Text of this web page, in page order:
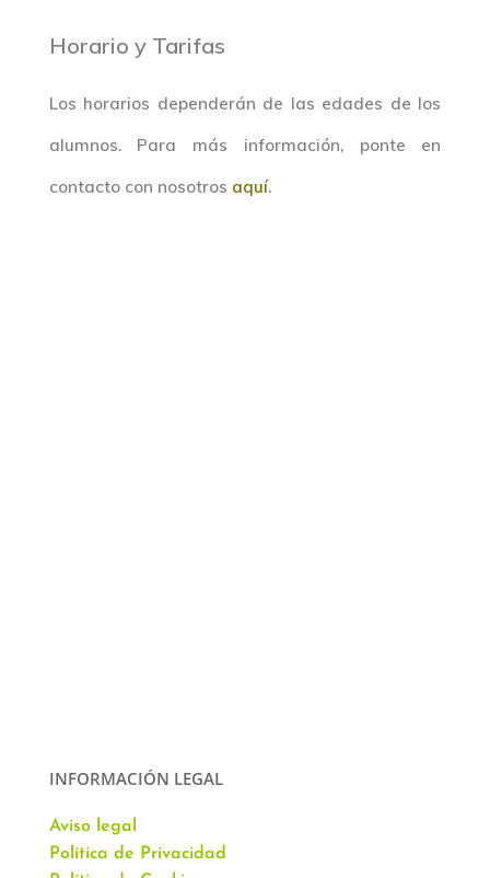
Horario y Tarifas
Los horarios dependerán de las edades de los
alumnos. Para más información, ponte en
contacto con nosotros aquí.
INFORMACIÓN LEGAL
Aviso legal
Política de Privacidad